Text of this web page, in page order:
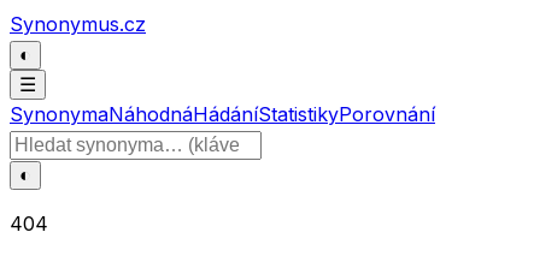
Přeskočit na obsah
Synonymus.cz
◐
☰
SynonymaNáhodnáHádáníStatistikyPorovnání
Hledat slovo
◐
404